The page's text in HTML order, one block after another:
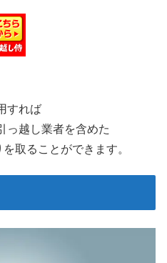
すれば
っ越し業者を含めた
取ることができます。